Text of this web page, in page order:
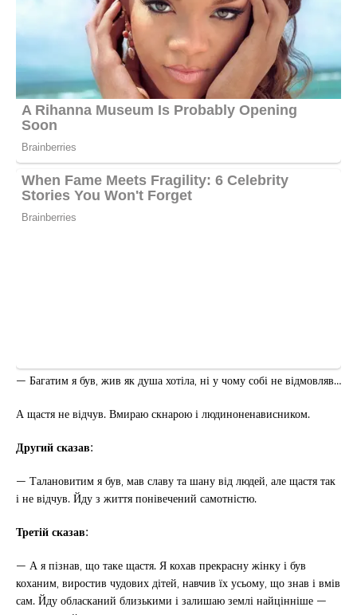
— Багатим я був, жив як душа хотіла, ні у чому собі не відмовляв…
А щастя не відчув. Вмираю скнарою і людиноненависником.
Другий сказав:
— Талановитим я був, мав славу та шану від людей, але щастя так
і не відчув. Йду з життя понівечений самотністю.
Третій сказав:
— А я пізнав, що таке щастя. Я кохав прекрасну жінку і був
коханим, виростив чудових дітей, навчив їх усьому, що знав і вмів
сам. Йду обласканий близькими і залишаю землі найцінніше —